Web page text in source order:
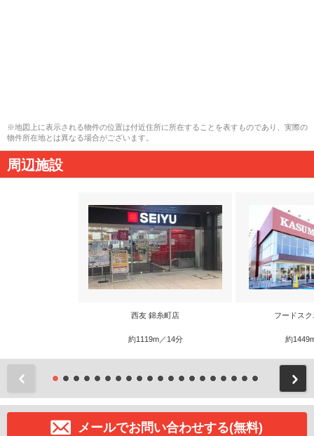
※地図上に表示される物件の位置は付近住所に所在することを表すものであり、実際の
物件所在地とは異なる場合がございます。
周辺施設
西友 錦糸町店
約1119m／14分
フードス
約
メールでお問い合わせする(無料)